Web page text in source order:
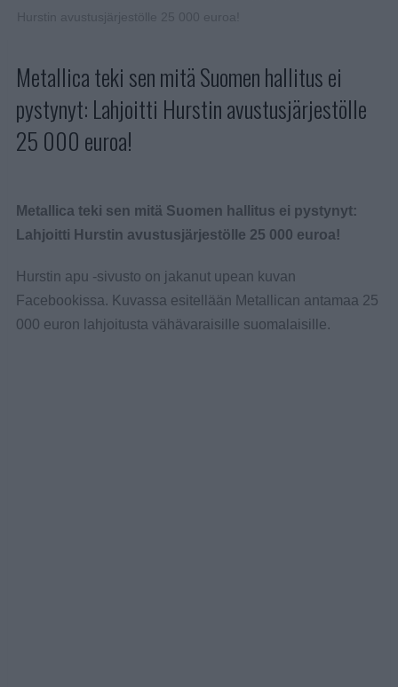
Metallica teki sen mitä Suomen hallitus ei
pystynyt: Lahjoitti Hurstin avustusjärjestölle
25 000 euroa!
Metallica teki sen mitä Suomen hallitus ei pystynyt:
Lahjoitti Hurstin avustusjärjestölle 25 000 euroa!
Hurstin apu -sivusto on jakanut upean kuvan
Facebookissa. Kuvassa esitellään Metallican antamaa 25
000 euron lahjoitusta vähävaraisille suomalaisille.